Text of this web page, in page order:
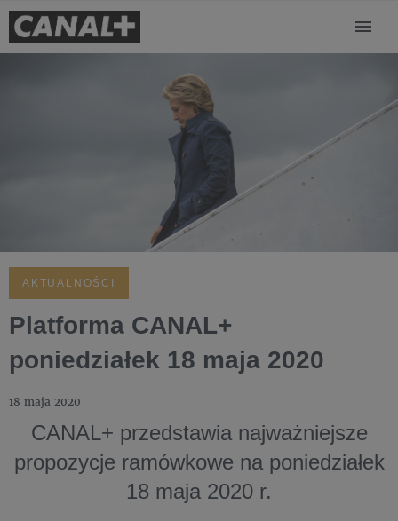
AKTUALNOŚCI
Platforma CANAL+
poniedziałek 18 maja 2020
18 maja 2020
CANAL+ przedstawia najważniejsze
propozycje ramówkowe na poniedziałek
18 maja 2020 r.